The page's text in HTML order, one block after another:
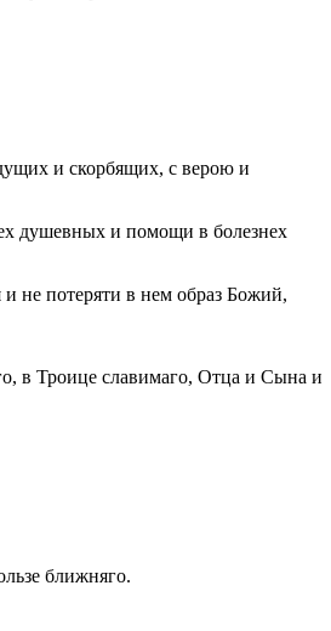
и скорбящих, с верою и
душевных и помощи в болезнех
не потеряти в нем образ Божий,
в Троице славимаго, Отца и Сына и
ближняго.